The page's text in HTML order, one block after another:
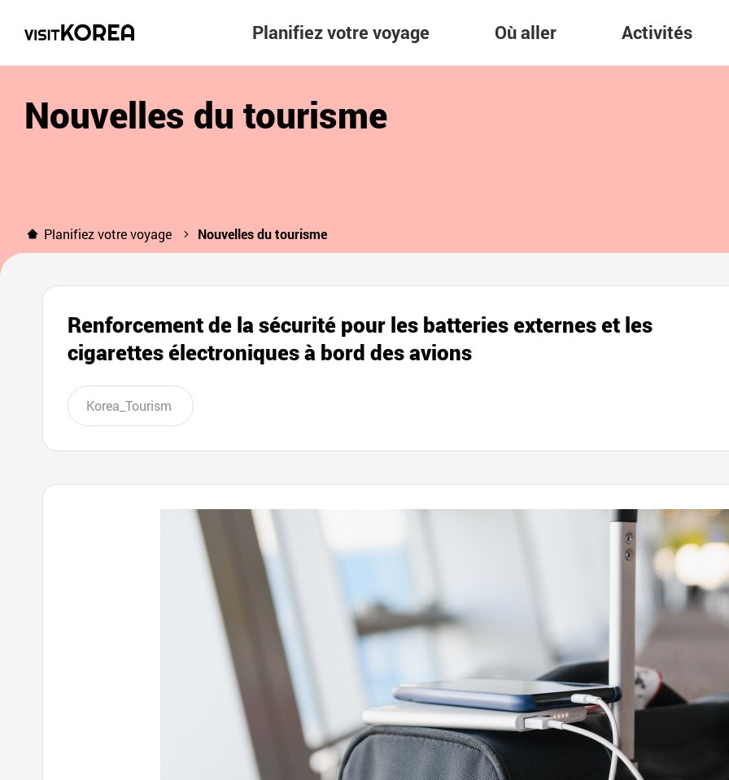
Planifiez votre voyage Où aller Activités
Nouvelles du tourisme
Planifiez votre voyage Nouvelles du tourisme
Renforcement de la sécurité pour les batteries externes et les
cigarettes électroniques à bord des avions
Korea_Tourism